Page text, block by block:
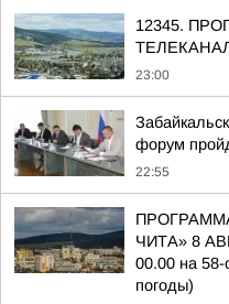
12345.
23:00
форум
22:55
ЧИТА» 8
00.00 на 58-
погоды)